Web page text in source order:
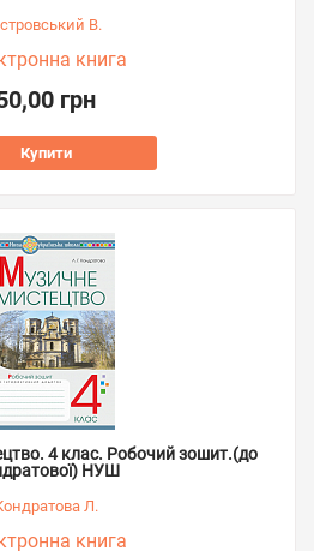
В.
книга
грн
Купити
4 клас. Робочий зошит.(до
НУШ
Л.
книга